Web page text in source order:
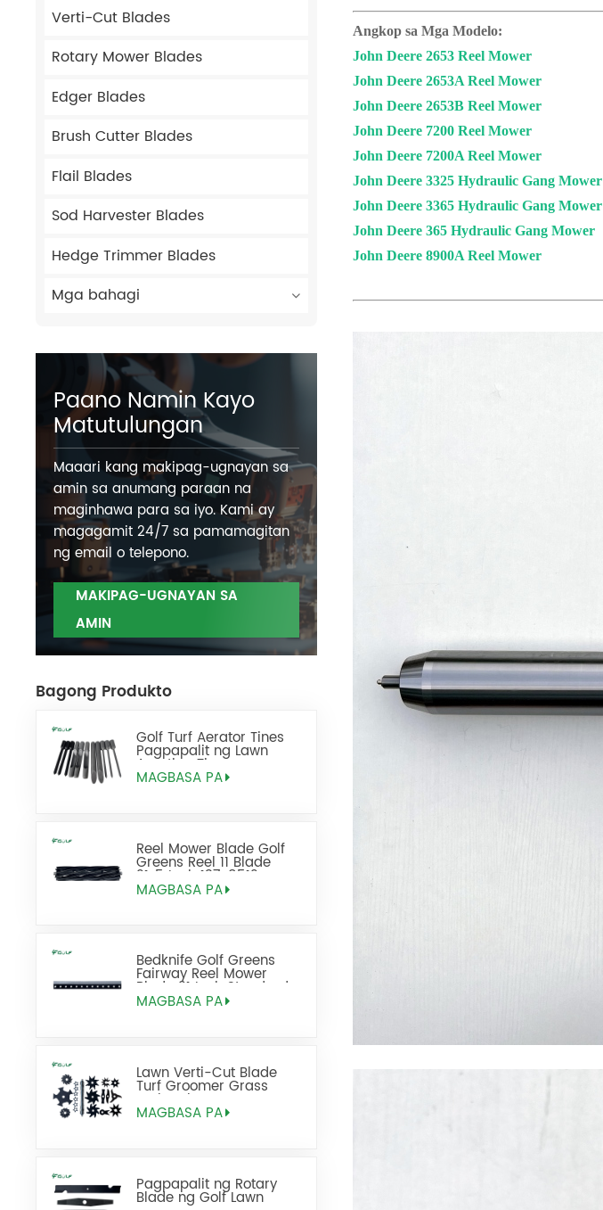
Verti-Cut Blades
Rotary Mower Blades
Edger Blades
Brush Cutter Blades
Flail Blades
Sod Harvester Blades
Hedge Trimmer Blades
Mga bahagi
Paano Namin Kayo
Matutulungan
Maaari kang makipag-ugnayan sa
amin sa anumang paraan na
maginhawa para sa iyo. Kami ay
magagamit 24/7 sa pamamagitan
ng email o telepono.
MAKIPAG-UGNAYAN SA
AMIN
Bagong Produkto
Golf Turf Aerator Tines
Pagpapalit ng Lawn
Aerating Tines
MAGBASA PA
Reel Mower Blade Golf
Greens Reel 11 Blade
21x5 Inch 137-8512
MAGBASA PA
Bedknife Golf Greens
Fairway Reel Mower
Blade 21 Inch Standard
na Pinapalitan ang 93-
MAGBASA PA
Lawn Verti-Cut Blade
Turf Groomer Grass
Dethatcher De-
Thatching Blade
MAGBASA PA
Pagpapalit ng Rotary
Blade ng Golf Lawn
Angkop sa Mga Modelo:
John Deere 2653 Reel Mower
John Deere 2653A Reel Mower
John Deere 2653B Reel Mower
John Deere 7200 Reel Mower
John Deere 7200A Reel Mower
John Deere 3325 Hydraulic Gang Mower
John Deere 3365 Hydraulic Gang Mower
John Deere 365 Hydraulic Gang Mower
John Deere 8900A Reel Mower